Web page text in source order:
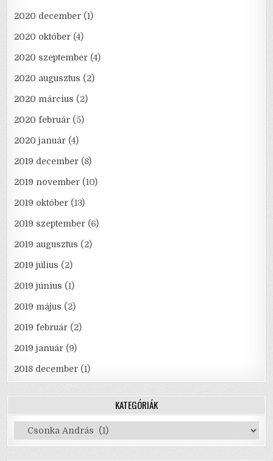
2020 december (1)
2020 október (4)
2020 szeptember (4)
2020 augusztus (2)
2020 március (2)
2020 február (5)
2020 január (4)
2019 december (8)
2019 november (10)
2019 október (13)
2019 szeptember (6)
2019 augusztus (2)
2019 július (2)
2019 június (1)
2019 május (2)
2019 február (2)
2019 január (9)
2018 december (1)
KATEGÓRIÁK
Kategóriák